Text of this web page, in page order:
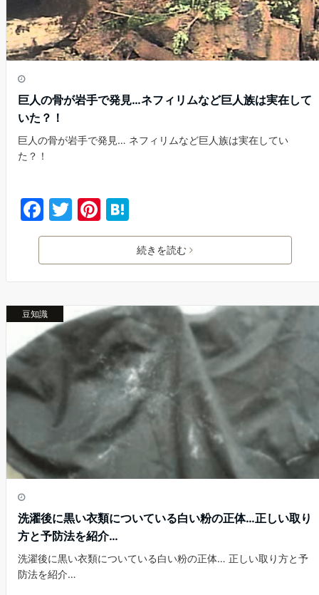
巨人の骨が岩手で発見…ネフィリムなど巨人族は実在して
いた？！
巨人の骨が岩手で発見… ネフィリムなど巨人族は実在してい
た？！
F
a
e
b
o
o
T
w
er
Pi
nt
e
st
at
e
n
a
続きを読む
豆知識
洗濯後に黒い衣類についている白い粉の正体…正しい取り
方と予防法を紹介…
洗濯後に黒い衣類についている白い粉の正体… 正しい取り方と予
防法を紹介…